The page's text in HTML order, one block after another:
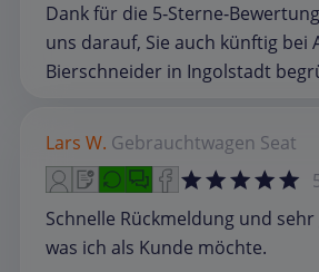
Dank für die
uns darauf, Sie auch künftig bei
Bierschneider in Ingolstadt
Lars W. Gebrauchtwagen Seat
Schnelle Rückmeldung und
was ich als Kunde möchte.